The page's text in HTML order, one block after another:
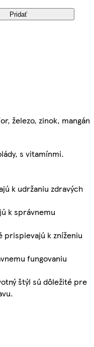
Pridať
železo, zinok, mangán
s vitamínmi.
k udržaniu zdravých
k správnemu
prispievajú k zníženiu
fungovaniu
štýl sú dôležité pre